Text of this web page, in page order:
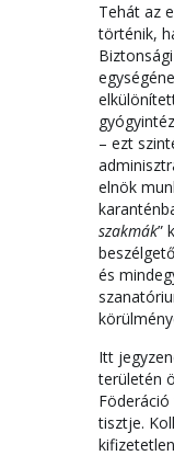
Tehát az
történik,
– ezt
elnök
szakmák”
és
Itt
területén
tisztje.